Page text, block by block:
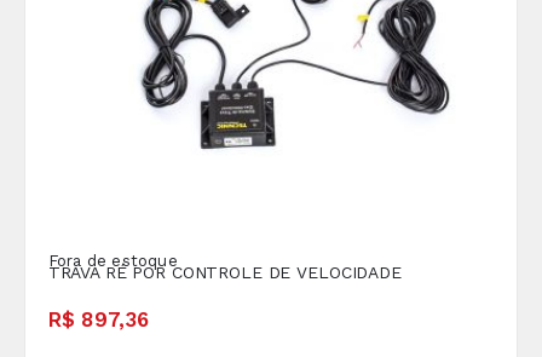
Fora de estoque
TRAVA RÉ POR CONTROLE DE VELOCIDADE
R$ 897,36